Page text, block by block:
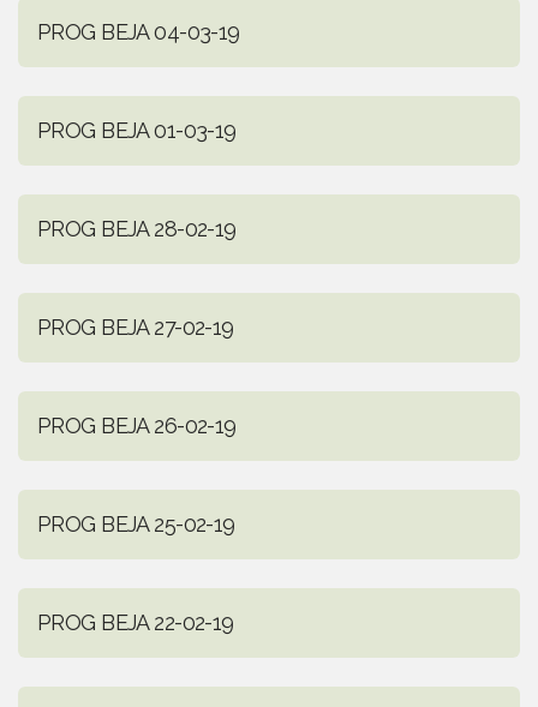
PROG BEJA 04-03-19
PROG BEJA 01-03-19
PROG BEJA 28-02-19
PROG BEJA 27-02-19
PROG BEJA 26-02-19
PROG BEJA 25-02-19
PROG BEJA 22-02-19